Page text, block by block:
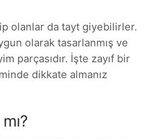
olanlar da tayt giyebilirler.
olarak tasarlanmış ve
parçasıdır. İşte zayıf bir
dikkate almanız